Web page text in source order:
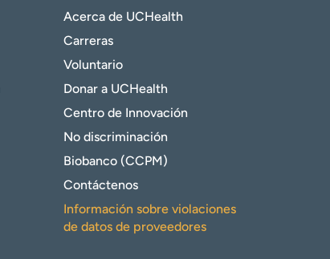
Acerca de UCHealth
Carreras
Voluntario
Donar a UCHealth
Centro de Innovación
No discriminación
Biobanco (CCPM)
Contáctenos
Información sobre violaciones
de datos de proveedores